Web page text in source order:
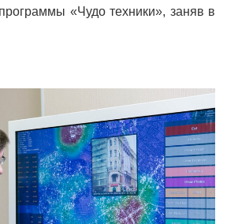
«Чудо техники», заняв в